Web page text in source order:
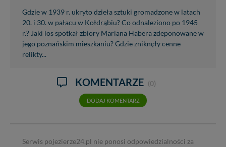
Gdzie w 1939 r. ukryto dzieła sztuki gromadzone w latach
20. i 30. w pałacu w Kołdrąbiu? Co odnaleziono po 1945
r.? Jaki los spotkał zbiory Mariana Habera zdeponowane w
jego poznańskim mieszkaniu? Gdzie zniknęły cenne
relikty...
KOMENTARZE (0)
DODAJ KOMENTARZ
Serwis pojezierze24.pl nie ponosi odpowiedzialności za